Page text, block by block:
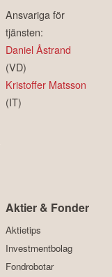
Ansvariga för
tjänsten:
Daniel Åstrand
(VD)
Kristoffer Matsson
(IT)
Aktier & Fonder
Aktietips
Investmentbolag
Fondrobotar